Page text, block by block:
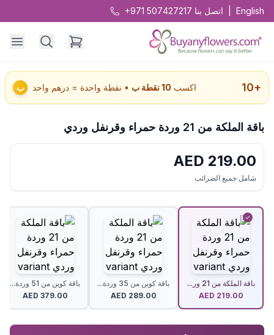
English اتصل بنا +971 507427217
+
10 اكسب 10نقطة ب • نقطة واحدة = درهم واحد ب
باقة الملكة من 21 وردة حمراء وقرنفل وردي
219.00
شامل جميع الضرائب
باقة الملكة من 21 ور...
AED 219.00
باقة كوين من 35 وردة...
AED 289.00
باقة كوين من 51 وردة...
AED 379.00